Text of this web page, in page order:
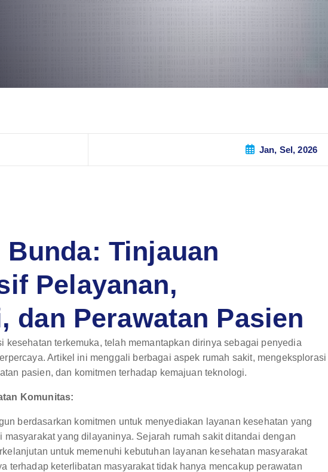
Jan, Sel, 2026
Bunda: Tinjauan
Pelayanan,
dan Perawatan Pasien
kesehatan terkemuka, telah memantapkan dirinya sebagai penyedia
Artikel ini menggali berbagai aspek rumah sakit, mengeksplorasi
pasien, dan komitmen terhadap kemajuan teknologi.
Komunitas:
berdasarkan komitmen untuk menyediakan layanan kesehatan yang
yang dilayaninya. Sejarah rumah sakit ditandai dengan
untuk memenuhi kebutuhan layanan kesehatan masyarakat
terhadap keterlibatan masyarakat tidak hanya mencakup perawatan